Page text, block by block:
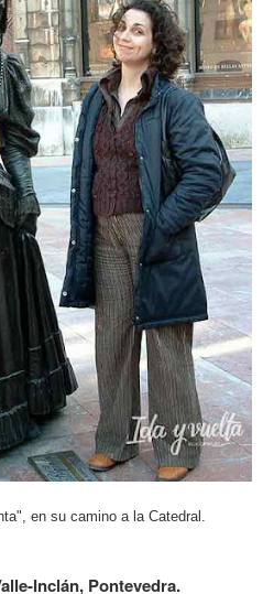
en su camino a la Catedral.
Inclán, Pontevedra.